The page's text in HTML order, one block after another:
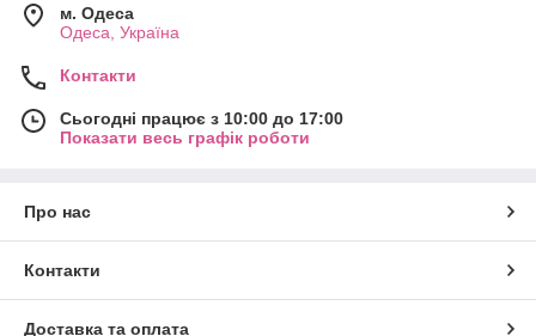
м. Одеса
Одеса, Україна
Контакти
Сьогодні працює з 10:00 до 17:00
Показати весь графік роботи
Про нас
Контакти
Доставка та оплата